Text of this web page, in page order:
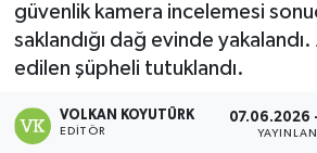
güvenlik kamera incelemesi
saklandığı dağ evinde
edilen şüpheli tutuklandı.
VOLKAN KOYUTÜRK
EDITÖR
07.06.2026